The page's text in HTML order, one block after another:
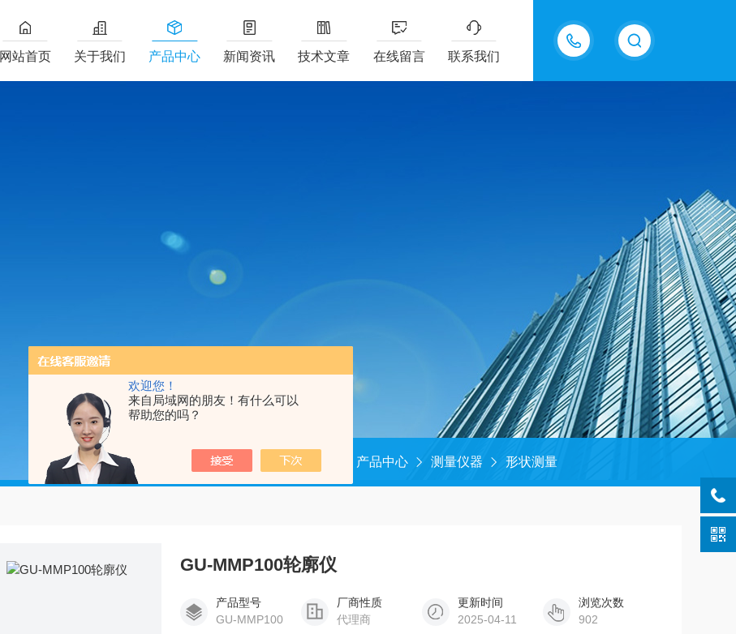
欢迎您！
来自局域网的朋友！有什么可以
帮助您的吗？
13367262736
网站首页 关于我们 产品中心 新闻资讯 技术文章 在线留言 联系我们
当前位置： 产品中心 测量仪器 形状测量
GU-MMP100轮廓仪
产品型号
GU-MMP100
厂商性质
代理商
更新时间
2025-04-11
浏览次数
902